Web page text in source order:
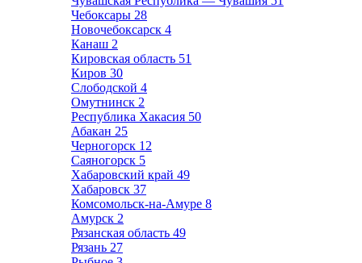
Чебоксары 28
Новочебоксарск 4
Канаш 2
Кировская область 51
Киров 30
Слободской 4
Омутнинск 2
Республика Хакасия 50
Абакан 25
Черногорск 12
Саяногорск 5
Хабаровский край 49
Хабаровск 37
Комсомольск-на-Амуре 8
Амурск 2
Рязанская область 49
Рязань 27